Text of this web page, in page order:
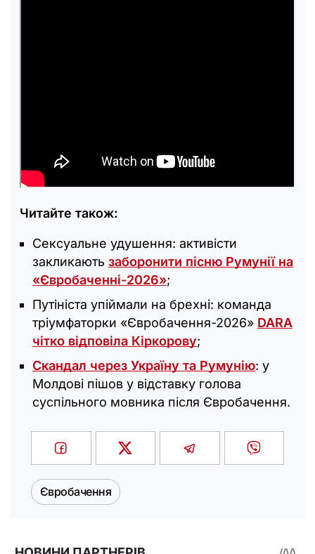
Читайте також:
Сексуальне удушення: активісти
закликають заборонити пісню Румунії на
«Євробаченні-2026»;
Путініста упіймали на брехні: команда
тріумфаторки «Євробачення-2026» DARA
чітко відповіла Кіркорову;
Скандал через Україну та Румунію: у
Молдові пішов у відставку голова
суспільного мовника після Євробачення.
Євробачення